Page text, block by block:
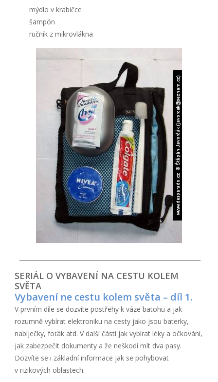
mýdlo v krabičce
šampón
ručník z mikrovlákna
SERIÁL O VYBAVENÍ NA CESTU KOLEM
SVĚTA
Vybavení ne cestu kolem světa – díl 1.
V prvním díle se dozvíte postřehy k váze batohu a jak
rozumně vybírat elektroniku na cesty jako jsou baterky,
nabíječky, foťák atd. V další části jak vybírat léky a očkování,
jak zabezpečit dokumenty a že neškodí mít dva pasy.
Dozvíte se i základní informace jak se pohybovat
v rizikových oblastech.